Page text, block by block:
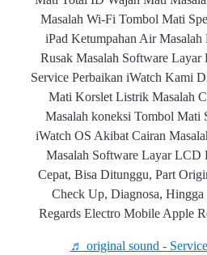
Masalah Wi-Fi Tombol Mati
iPad Ketumpahan Air Masalah
Rusak Masalah Software
Service Perbaikan iWatch Kami
Mati Korslet Listrik Masalah
Masalah koneksi Tombol Mati
iWatch OS Akibat Cairan
Masalah Software Layar
Cepat, Bisa Ditunggu, Part
Check Up, Diagnosa,
Regards Electro Mobile Apple
♬ original sound -